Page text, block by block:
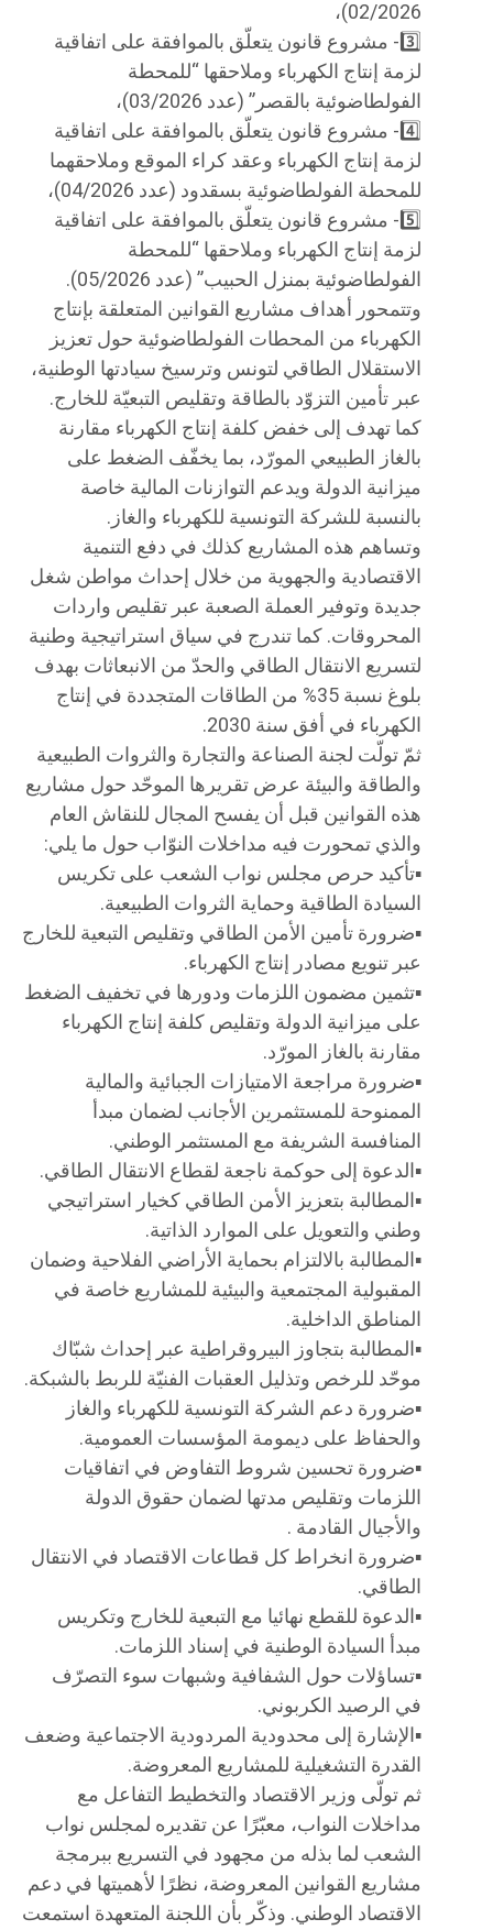
02/2026)،
3️⃣- مشروع قانون يتعلّق بالموافقة على اتفاقية
لزمة إنتاج الكهرباء وملاحقها “للمحطة
الفولطاضوئية بالقصر” (عدد 03/2026)،
4️⃣- مشروع قانون يتعلّق بالموافقة على اتفاقية
لزمة إنتاج الكهرباء وعقد كراء الموقع وملاحقهما
للمحطة الفولطاضوئية بسقدود (عدد 04/2026)،
5️⃣- مشروع قانون يتعلّق بالموافقة على اتفاقية
لزمة إنتاج الكهرباء وملاحقها “للمحطة
الفولطاضوئية بمنزل الحبيب” (عدد 05/2026).
وتتمحور أهداف مشاريع القوانين المتعلقة بإنتاج
الكهرباء من المحطات الفولطاضوئية حول تعزيز
الاستقلال الطاقي لتونس وترسيخ سيادتها الوطنية،
عبر تأمين التزوّد بالطاقة وتقليص التبعيّة للخارج.
كما تهدف إلى خفض كلفة إنتاج الكهرباء مقارنة
بالغاز الطبيعي المورّد، بما يخفّف الضغط على
ميزانية الدولة ويدعم التوازنات المالية خاصة
بالنسبة للشركة التونسية للكهرباء والغاز.
وتساهم هذه المشاريع كذلك في دفع التنمية
الاقتصادية والجهوية من خلال إحداث مواطن شغل
جديدة وتوفير العملة الصعبة عبر تقليص واردات
المحروقات. كما تندرج في سياق استراتيجية وطنية
لتسريع الانتقال الطاقي والحدّ من الانبعاثات بهدف
بلوغ نسبة 35% من الطاقات المتجددة في إنتاج
الكهرباء في أفق سنة 2030.
ثمّ تولّت لجنة الصناعة والتجارة والثروات الطبيعية
والطاقة والبيئة عرض تقريرها الموحّد حول مشاريع
هذه القوانين قبل أن يفسح المجال للنقاش العام
والذي تمحورت فيه مداخلات النوّاب حول ما يلي:
▪️تأكيد حرص مجلس نواب الشعب على تكريس
السيادة الطاقية وحماية الثروات الطبيعية.
▪️ضرورة تأمين الأمن الطاقي وتقليص التبعية للخارج
عبر تنويع مصادر إنتاج الكهرباء.
▪️تثمين مضمون اللزمات ودورها في تخفيف الضغط
على ميزانية الدولة وتقليص كلفة إنتاج الكهرباء
مقارنة بالغاز المورّد.
▪️ضرورة مراجعة الامتيازات الجبائية والمالية
الممنوحة للمستثمرين الأجانب لضمان مبدأ
المنافسة الشريفة مع المستثمر الوطني.
▪️الدعوة إلى حوكمة ناجعة لقطاع الانتقال الطاقي.
▪️المطالبة بتعزيز الأمن الطاقي كخيار استراتيجي
وطني والتعويل على الموارد الذاتية.
▪️المطالبة بالالتزام بحماية الأراضي الفلاحية وضمان
المقبولية المجتمعية والبيئية للمشاريع خاصة في
المناطق الداخلية.
▪️المطالبة بتجاوز البيروقراطية عبر إحداث شبّاك
موحّد للرخص وتذليل العقبات الفنيّة للربط بالشبكة.
▪️ضرورة دعم الشركة التونسية للكهرباء والغاز
والحفاظ على ديمومة المؤسسات العمومية.
▪️ضرورة تحسين شروط التفاوض في اتفاقيات
اللزمات وتقليص مدتها لضمان حقوق الدولة
والأجيال القادمة .
▪️ضرورة انخراط كل قطاعات الاقتصاد في الانتقال
الطاقي.
▪️الدعوة للقطع نهائيا مع التبعية للخارج وتكريس
مبدأ السيادة الوطنية في إسناد اللزمات.
▪️تساؤلات حول الشفافية وشبهات سوء التصرّف
في الرصيد الكربوني.
▪️الإشارة إلى محدودية المردودية الاجتماعية وضعف
القدرة التشغيلية للمشاريع المعروضة.
ثم تولّى وزير الاقتصاد والتخطيط التفاعل مع
مداخلات النواب، معبّرًا عن تقديره لمجلس نواب
الشعب لما بذله من مجهود في التسريع ببرمجة
مشاريع القوانين المعروضة، نظرًا لأهميتها في دعم
الاقتصاد الوطني. وذكّر بأن اللجنة المتعهدة استمعت